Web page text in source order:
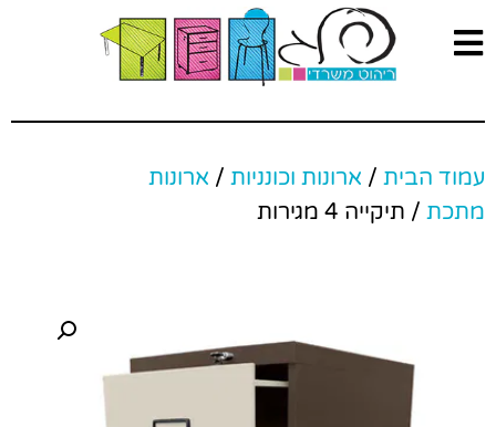
עמוד הבית/ ארונות וכונניות/ ארונות
מתכת/ תיקייה 4 מגירות